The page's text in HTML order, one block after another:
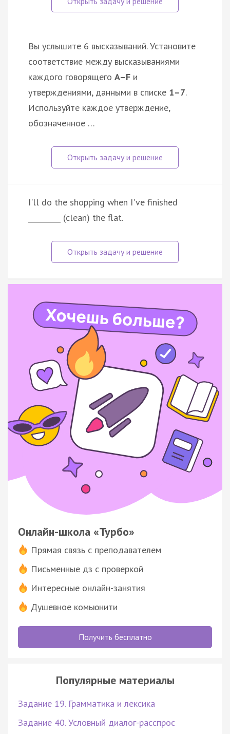
Вы услышите 6 высказываний. Установите
соответствие между высказываниями
каждого говорящего A–F и
утверждениями, данными в списке 1–7.
Используйте каждое утверждение,
обозначенное …
I'll do the shopping when I've finished
_________ (clean) the flat.
Онлайн-школа «Турбо»
Прямая связь с преподавателем
Письменные дз с проверкой
Интересные онлайн-занятия
Душевное комьюнити
Получить бесплатно
Популярные материалы
Задание 19. Грамматика и лексика
Задание 40. Условный диалог-расспрос